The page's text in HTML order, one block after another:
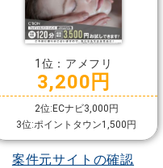
1位：アメフリ
3,200円
2位:ECナビ3,000円
3位:ポイントタウン1,500円
案件元サイトの確認